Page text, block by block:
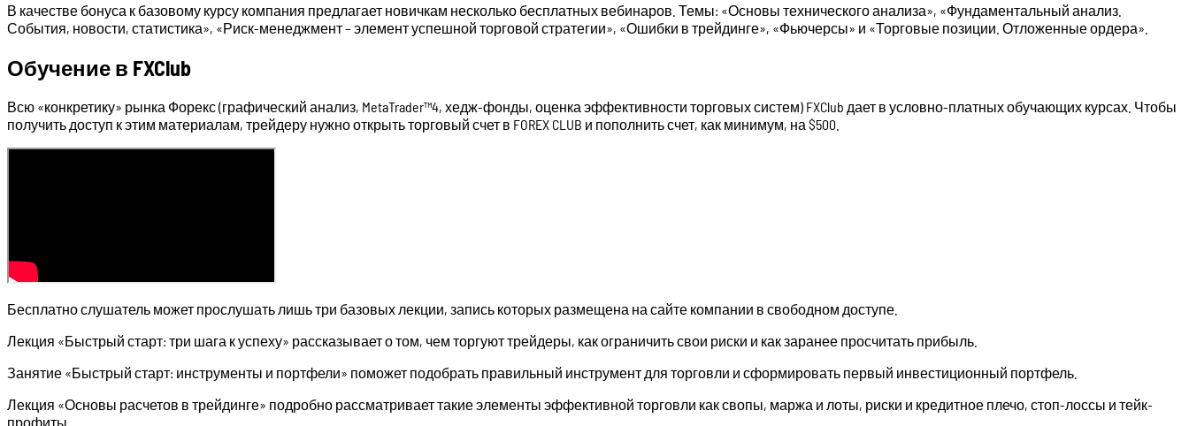
В качестве бонуса к базовому курсу компания предлагает новичкам несколько бесплатных вебинаров. Темы: «Основы технического анализа», «Фундаментальный анализ.
События, новости, статистика», «Риск-менеджмент – элемент успешной торговой стратегии», «Ошибки в трейдинге», «Фьючерсы» и «Торговые позиции. Отложенные ордера».
Обучение в FXClub
Всю «конкретику» рынка Форекс (графический анализ, MetaTrader™4, хедж-фонды, оценка эффективности торговых систем) FXClub дает в условно-платных обучающих курсах. Чтобы
получить доступ к этим материалам, трейдеру нужно открыть торговый счет в FOREX CLUB и пополнить счет, как минимум, на $500.
Бесплатно слушатель может прослушать лишь три базовых лекции, запись которых размещена на сайте компании в свободном доступе.
Лекция «Быстрый старт: три шага к успеху» рассказывает о том, чем торгуют трейдеры, как ограничить свои риски и как заранее просчитать прибыль.
Занятие «Быстрый старт: инструменты и портфели» поможет подобрать правильный инструмент для торговли и сформировать первый инвестиционный портфель.
Лекция «Основы расчетов в трейдинге» подробно рассматривает такие элементы эффективной торговли как свопы, маржа и лоты, риски и кредитное плечо, стоп-лоссы и тейк-
профиты.